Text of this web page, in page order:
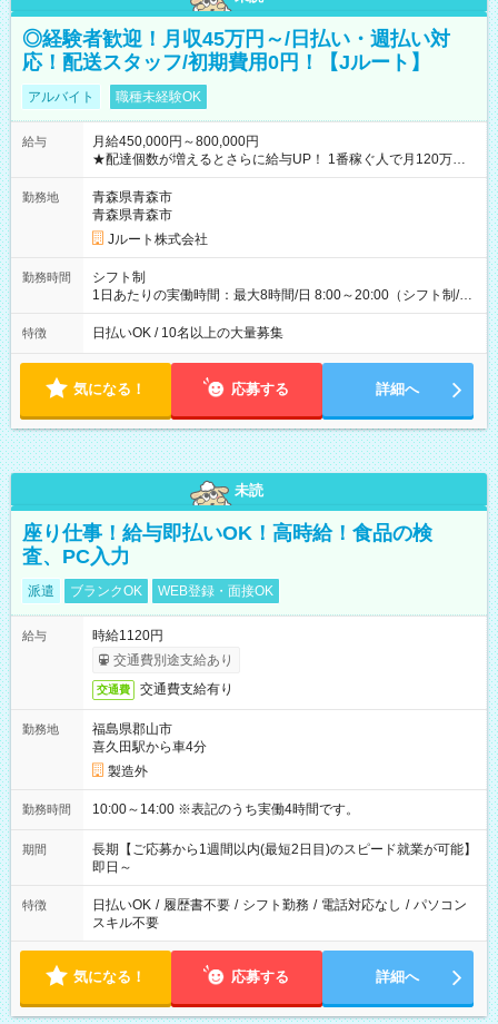
◎経験者歓迎！月収45万円～/日払い・週払い対
応！配送スタッフ/初期費用0円！【Jルート】
アルバイト 職種未経験OK
給与
月給450,000円～800,000円
★配達個数が増えるとさらに給与UP！ 1番稼ぐ人で月120万ほ
ど！ ・主要都市エリア 月収55万円／週5日稼働 月収65万~112
万円／週6日稼働 ・地方郊外エリア 月収40万円／週5日稼働 月
収40万円~50万円／週6日稼働 ＜モデルイメージ＞ ■月収50万
円 (27歳男性/江東区在住)※元建築関係 1日150個配達×25日勤務
(日休み) ■月収80万円(43歳男性/墨田区在住)※元営業 1日200個
勤務地
青森県青森市
青森県青森市
Jルート株式会社
勤務時間
シフト制
1日あたりの実働時間：最大8時間/日 8:00～20:00（シフト制/実
働8時間） ※週5日勤務（場所次第では週4も有り） ※配達状況
によって時間外での勤務可能性有り ※案件により多少の前後あ
特徴 日払いOK / 10名以上の大量募集
気になる！ 応募する 詳細へ
未読
座り仕事！給与即払いOK！高時給！食品の検
査、PC入力
派遣 ブランクOK WEB登録・面接OK
給与
時給1120円
交通費別途支給あり
交通費 交通費支給有り
勤務地
福島県郡山市
喜久田駅から車4分
製造外
勤務時間 10:00～14:00 ※表記のうち実働4時間です。
期間
長期【ご応募から1週間以内(最短2日目)のスピード就業が可能】
即日～
特徴 日払いOK / 履歴書不要 / シフト勤務 / 電話対応なし / パソコン
スキル不要
気になる！ 応募する 詳細へ